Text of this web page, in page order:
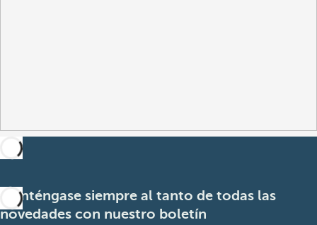
Manténgase siempre al tanto de todas las
novedades con nuestro boletín